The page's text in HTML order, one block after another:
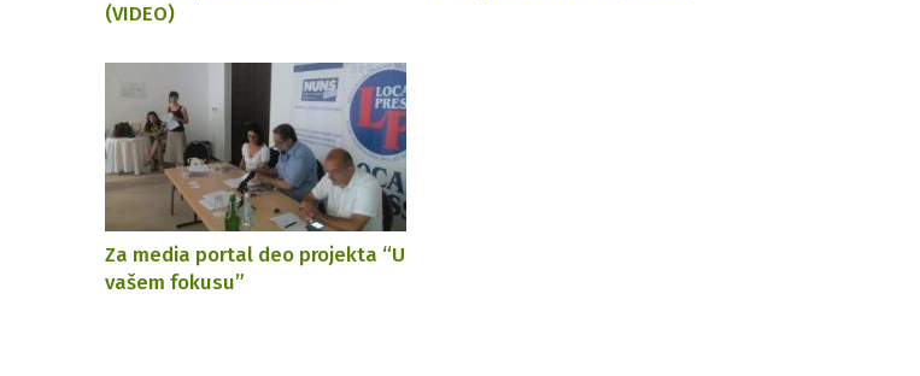
(VIDEO)
Za media portal deo projekta “U
vašem fokusu”